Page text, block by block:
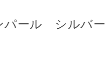
ール シルバー